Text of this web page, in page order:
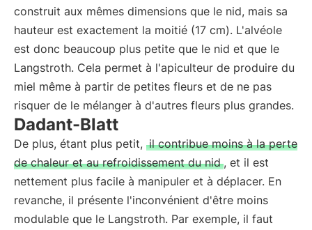
construit aux mêmes dimensions que le nid, mais sa
hauteur est exactement la moitié (17 cm). L'alvéole
est donc beaucoup plus petite que le nid et que le
Langstroth. Cela permet à l'apiculteur de produire du
miel même à partir de petites fleurs et de ne pas
risquer de le mélanger à d'autres fleurs plus grandes.
Dadant-Blatt
De plus, étant plus petit, il contribue moins à la perte
de chaleur et au refroidissement du nid , et il est
nettement plus facile à manipuler et à déplacer. En
revanche, il présente l'inconvénient d'être moins
modulable que le Langstroth. Par exemple, il faut